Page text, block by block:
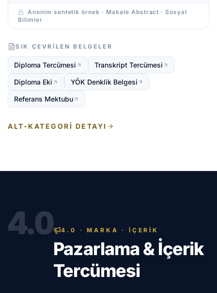
Anonim sentetik örnek · Makale Abstract · Sosyal
Bilimler
SIK ÇEVRILEN BELGELER
Diploma Tercümesi Transkript Tercümesi
Diploma Eki YÖK Denklik Belgesi
Referans Mektubu
ALT-KATEGORI DETAYI
4.0 4.0 · MARKA · İÇERİK
Pazarlama & İçerik
Tercümesi